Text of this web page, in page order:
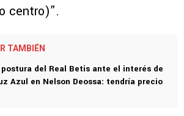
centro)”.
TAMBIÉN
postura del Real Betis ante el interés de
Azul en Nelson Deossa: tendría precio